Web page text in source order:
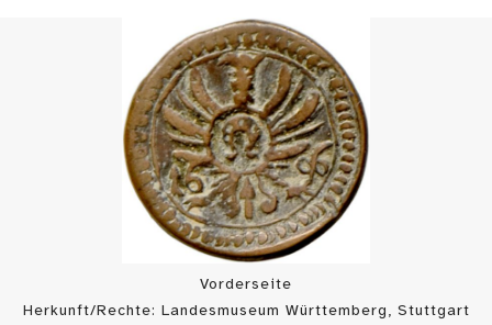
Vorderseite
Herkunft/Rechte: Landesmuseum Württemberg, Stuttgart